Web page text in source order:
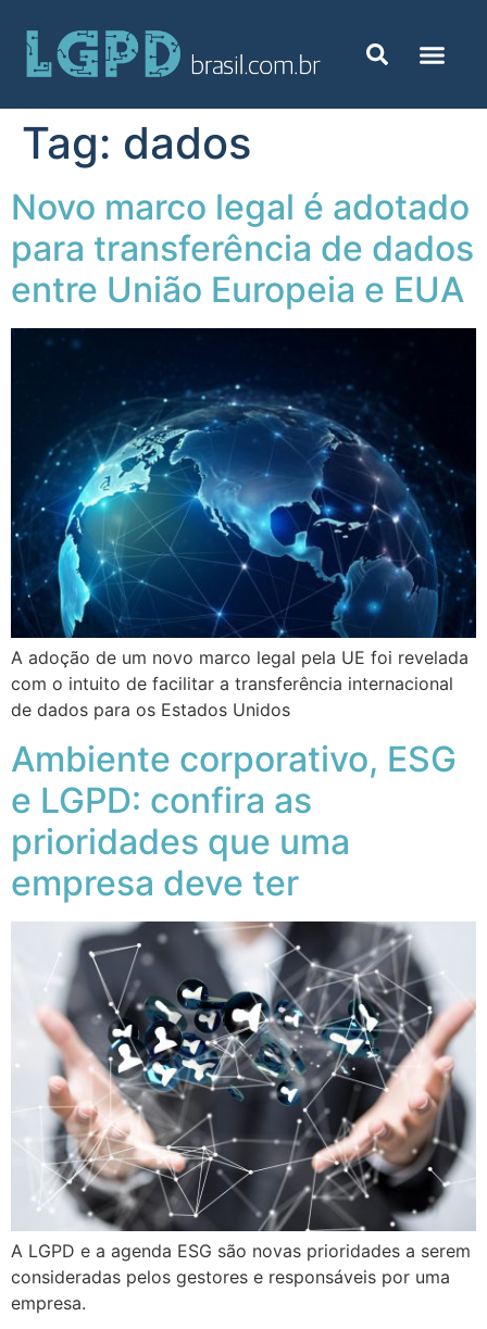
Tag: dados
Novo marco legal é adotado
para transferência de dados
entre União Europeia e EUA
A adoção de um novo marco legal pela UE foi revelada
com o intuito de facilitar a transferência internacional
de dados para os Estados Unidos
Ambiente corporativo, ESG
e LGPD: confira as
prioridades que uma
empresa deve ter
A LGPD e a agenda ESG são novas prioridades a serem
consideradas pelos gestores e responsáveis por uma
empresa.